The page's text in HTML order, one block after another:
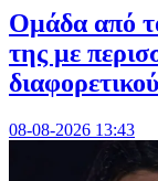
Ομάδα από
της με
08-08-2026 13:43